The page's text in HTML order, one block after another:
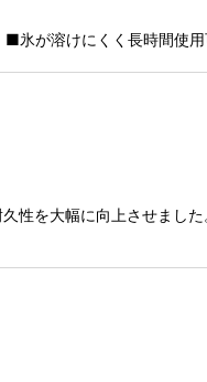
氷が溶けにくく長時間
性を大幅に向上させま